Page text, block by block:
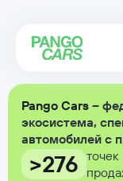
Pango Cars –
экосистема,
автомобилей с
>276 точек